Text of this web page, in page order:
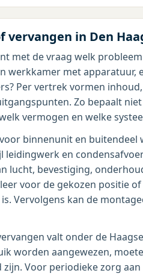
vervangen in Den
met de vraag welk
werkkamer met apparatuur,
Per vertrek vormen
Zo bepaalt
vermogen en welke
binnenunit en buitendeel
en
lucht, bevestiging,
voor de gekozen positie
Vervolgens kan de
valt onder de
worden aangewezen,
Voor periodieke zorg